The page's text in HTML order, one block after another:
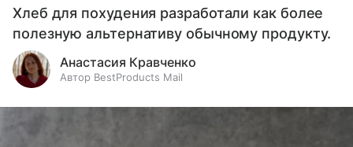
Хлеб для похудения разработали как более
полезную альтернативу обычному продукту.
Анастасия Кравченко
Автор BestProducts Mail